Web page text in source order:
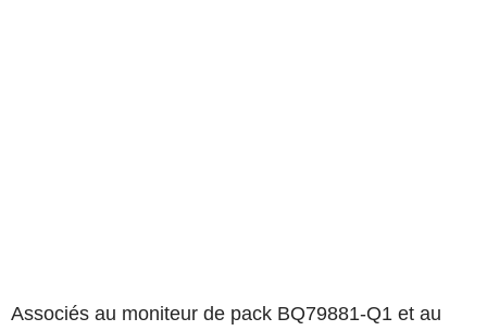
Associés au moniteur de pack BQ79881-Q1 et au